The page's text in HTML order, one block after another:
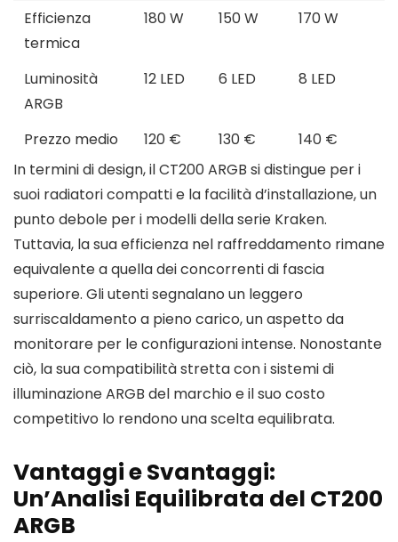
Efficienza
termica
180 W 150 W 170 W
Luminosità
ARGB
12 LED 6 LED 8 LED
Prezzo medio 120 € 130 €
140 €
In termini di design, il CT200 ARGB si distingue per i
suoi radiatori compatti e la facilità d’installazione, un
punto debole per i modelli della serie Kraken.
Tuttavia, la sua efficienza nel raffreddamento rimane
equivalente a quella dei concorrenti di fascia
superiore. Gli utenti segnalano un leggero
surriscaldamento a pieno carico, un aspetto da
monitorare per le configurazioni intense. Nonostante
ciò, la sua compatibilità stretta con i sistemi di
illuminazione ARGB del marchio e il suo costo
competitivo lo rendono una scelta equilibrata.
Vantaggi e Svantaggi:
Un’Analisi Equilibrata del CT200
ARGB